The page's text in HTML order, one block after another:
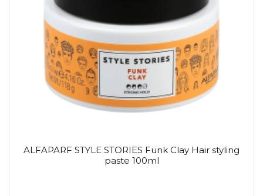
ALFAPARF STYLE STORIES Funk Clay Hair styling
paste 100ml